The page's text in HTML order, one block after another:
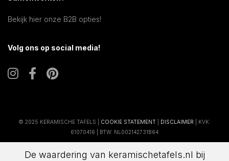
Bekijk hier onze B2B opties!
Volg ons op social media!
© 2025 KERAMISCHE TAFELS | COOKIE STATEMENT DISCLAIMER | KVK:
61070416 | BTW: NL002142731B64
De waardering van keramischetafels.nl bij